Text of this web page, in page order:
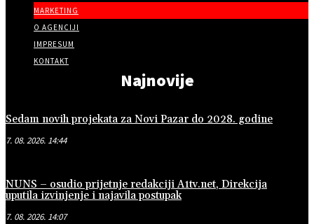
MARKETING
O AGENCIJI
IMPRESUM
KONTAKT
Najnovije
Sedam novih projekata za Novi Pazar do 2028. godine
7. 08. 2026. 14:44
NUNS – osudio prijetnje redakciji A1tv.net, Direkcija
uputila izvinjenje i najavila postupak
7. 08. 2026. 14:07